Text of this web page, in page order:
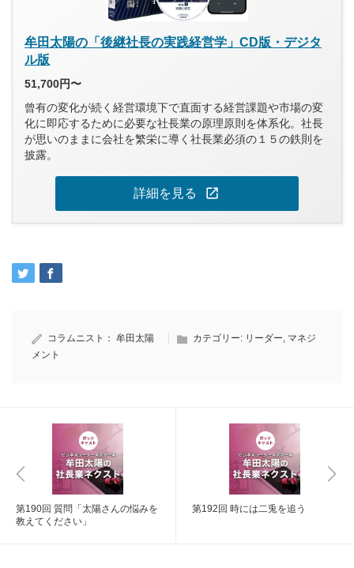
牟田太陽の「後継社長の実践経営学」CD版・デジタ
ル版
51,700円〜
曾有の変化が続く経営環境下で直面する経営課題や市場の変
化に即応するために必要な社長業の原理原則を体系化。社長
が思いのままに会社を繁栄に導く社長業必須の１５の鉄則を
披露。
詳細を見る open_in_new
コラムニスト： 牟田太陽 カテゴリー: リーダー, マネジ
メント
第190回 質問「太陽さんの悩みを
教えてください」
第192回 時には二兎を追う